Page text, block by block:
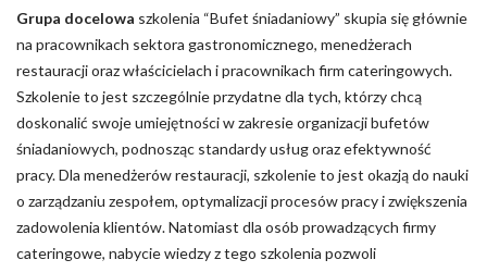
Grupa docelowa szkolenia “Bufet śniadaniowy” skupia się głównie
na pracownikach sektora gastronomicznego, menedżerach
restauracji oraz właścicielach i pracownikach firm cateringowych.
Szkolenie to jest szczególnie przydatne dla tych, którzy chcą
doskonalić swoje umiejętności w zakresie organizacji bufetów
śniadaniowych, podnosząc standardy usług oraz efektywność
pracy. Dla menedżerów restauracji, szkolenie to jest okazją do nauki
o zarządzaniu zespołem, optymalizacji procesów pracy i zwiększenia
zadowolenia klientów. Natomiast dla osób prowadzących firmy
cateringowe, nabycie wiedzy z tego szkolenia pozwoli